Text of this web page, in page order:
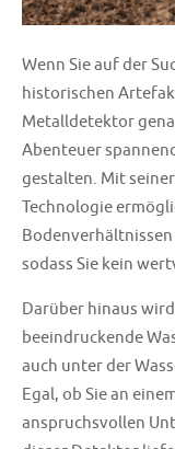
Wenn Sie auf der
historischen
Metalldetektor
Abenteuer
gestalten. Mit
Technologie
sodass Sie kein
Darüber hinaus
beeindruckende
auch unter der
Egal, ob Sie an
anspruchsvollen